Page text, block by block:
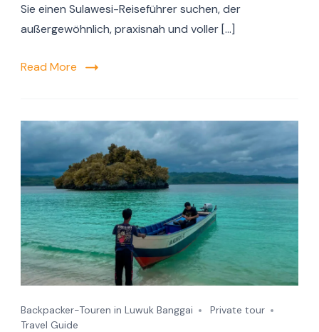
Sie einen Sulawesi-Reiseführer suchen, der
außergewöhnlich, praxisnah und voller […]
Read More
Backpacker-Touren in Luwuk Banggai
Private tour
Travel Guide